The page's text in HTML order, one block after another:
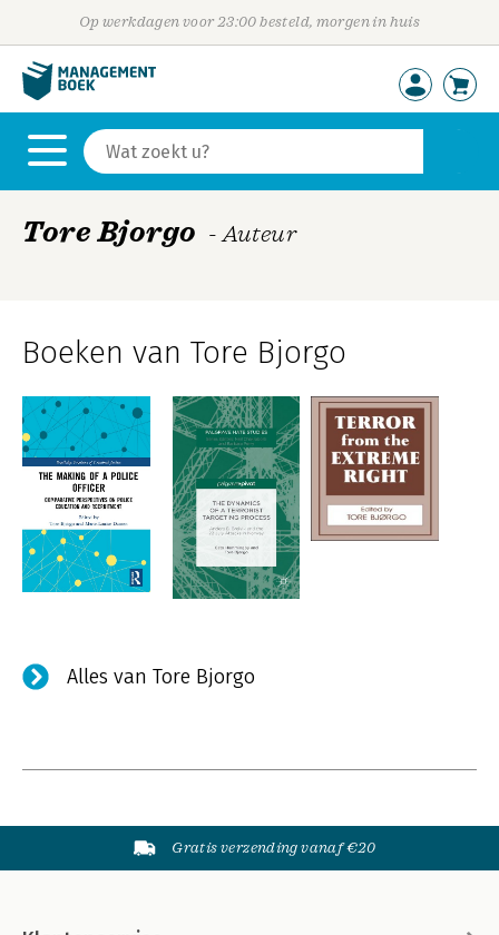
Op werkdagen voor 23:00 besteld, morgen in huis
Tore Bjorgo - Auteur
Boeken van Tore Bjorgo
Alles van Tore Bjorgo
Gratis verzending vanaf €20